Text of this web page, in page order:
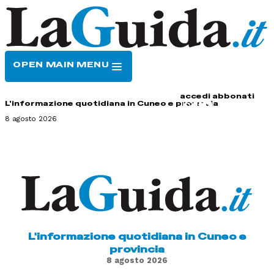
OPEN MAIN MENU
accedi abbonati
L'informazione quotidiana in Cuneo e provincia
8 agosto 2026
L'informazione quotidiana in Cuneo e
provincia
8 agosto 2026